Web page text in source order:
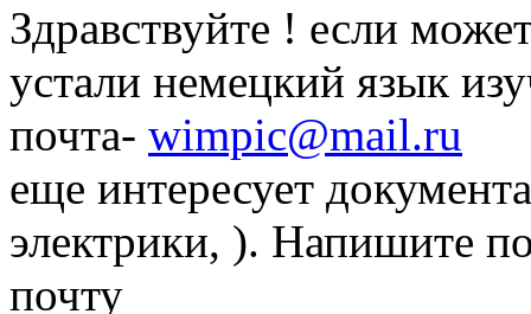
Здравствуйте ! если
устали немецкий язык
почта- wimpic@mail.ru
еще интересует
электрики, ). Напишите
почту